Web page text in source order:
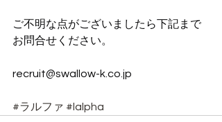
ご不明な点がございましたら下記まで
お問合せください。
recruit@swallow-k.co.jp
#ラルファ #lalpha